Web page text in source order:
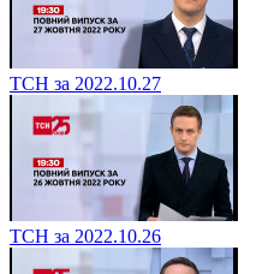
ТСН за 2022.10.27
ТСН за 2022.10.26